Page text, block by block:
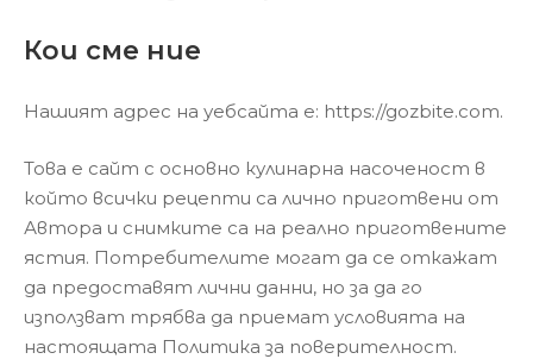
Кои сме ние
Нашият адрес на уебсайта е: https://gozbite.com.
Това е сайт с основно кулинарна насоченост в
който всички рецепти са лично приготвени от
Автора и снимките са на реално приготвените
ястия. Потребителите могат да се откажат
да предоставят лични данни, но за да го
използват трябва да приемат условията на
настоящата Политика за поверителност.